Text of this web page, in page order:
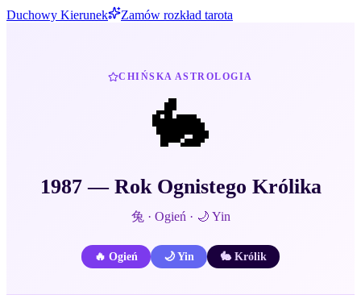
Duchowy Kierunek Zamów rozkład tarota
CHIŃSKA ASTROLOGIA
🐇
1987— Rok Ognistego Królika
兔 · Ogień · 🌙 Yin
🔥 Ogień 🌙Yin 🐇 Królik